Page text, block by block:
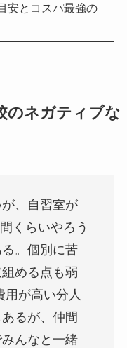
安とコスパ最強の
のネガティブな
、自習室が
くらいやろう
。個別に苦
める点も弱
用が高い分人
るが、仲間
んなと一緒